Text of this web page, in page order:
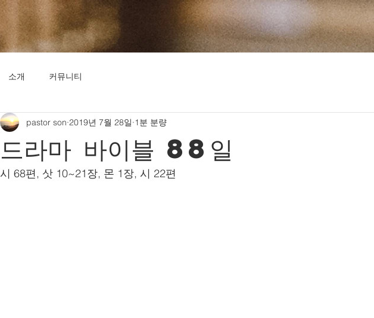
소개 커뮤니티
드라마 바이블 88일
pastor son 2019년 7월 28일 1분 분량
시 68편, 삿 10~21장, 몬 1장, 시 22편